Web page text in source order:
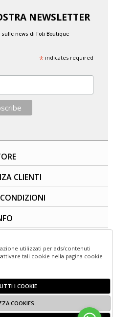
NEWSLETTER
sulle news di Foti Boutique
*indicates required
CLIENTI
Garibaldi 50 - 89125 Reggio
utilizzati per ads/contenuti
tali cookie nella pagina cookie
I COOKIE
COOKIES